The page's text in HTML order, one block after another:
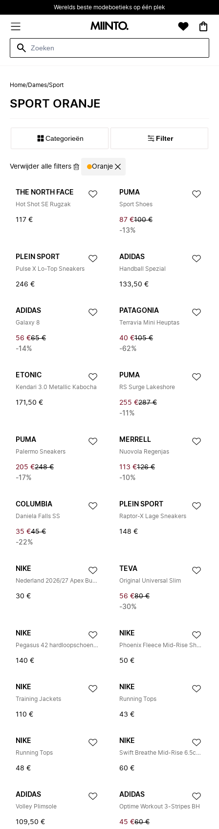
Werelds beste modeboetieks op één plek
Home/Dames/Sport
SPORT ORANJE
Categorieën Filter
Verwijder alle filters Oranje
THE NORTH FACE
Hot Shot SE Rugzak
117 €
PUMA
Sport Shoes
87 €100 €
-13%
PLEIN SPORT
Pulse X Lo-Top Sneakers
246 €
ADIDAS
Handball Spezial
133,50 €
ADIDAS
Galaxy 8
56 €65 €
-14%
PATAGONIA
Terravia Mini Heuptas
40 €105 €
-62%
ETONIC
Kendari 3.0 Metallic Kabocha
171,50 €
PUMA
RS Surge Lakeshore
255 €287 €
-11%
PUMA
Palermo Sneakers
205 €248 €
-17%
MERRELL
Nuovola Regenjas
113 €126 €
-10%
COLUMBIA
Daniela Falls SS
35 €45 €
-22%
PLEIN SPORT
Raptor-X Lage Sneakers
148 €
NIKE
Nederland 2026/27 Apex Bucket Hat
30 €
TEVA
Original Universal Slim
56 €80 €
-30%
NIKE
Pegasus 42 hardloopschoenen
140 €
NIKE
Phoenix Fleece Mid-Rise Shorts
50 €
NIKE
Training Jackets
110 €
NIKE
Running Tops
43 €
NIKE
Running Tops
48 €
NIKE
Swift Breathe Mid-Rise 6.5cm Brief-Lined hardloopshorts
60 €
ADIDAS
Volley Plimsole
109,50 €
ADIDAS
Optime Workout 3-Stripes BH
45 €60 €